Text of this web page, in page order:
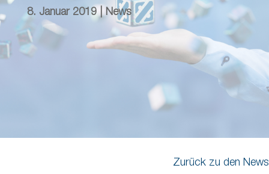
8. Januar 2019 | News
Zurück zu den News